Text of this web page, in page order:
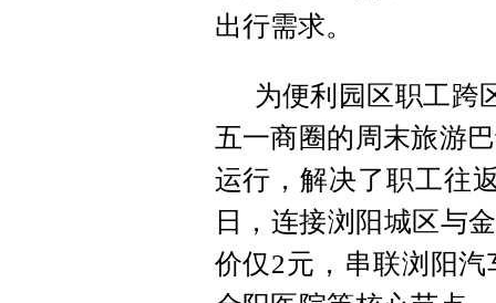
出行需求。
为便利园区职工跨
五一商圈的周末旅游
运行，解决了职工往
日，连接浏阳城区与
价仅2元，串联浏阳